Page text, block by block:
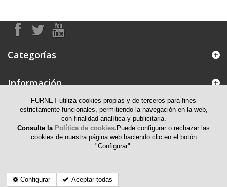
Categorías
Información
Mi cuenta
Información de contacto
FURNET utiliza cookies propias y de terceros para fines
estrictamente funcionales, permitiendo la navegación en la web,
con finalidad analítica y publicitaria.
Consulte la Política de cookies. Puede configurar o rechazar las
cookies de nuestra página web haciendo clic en el botón
"Configurar".
Configurar Aceptar todas